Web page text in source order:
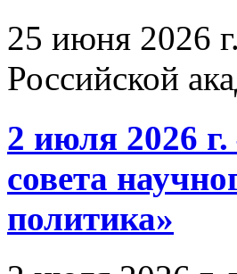
25 июня 2026
Российской
2 июля 2026 г.
совета
политика»